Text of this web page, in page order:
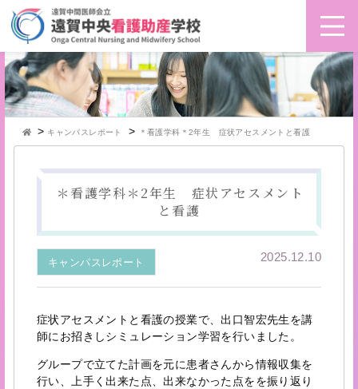
> キャンパスレポート > ＊看護学科＊2年生 症状アセスメントと看護
＊看護学科＊2年生 症状アセスメント
と看護
キャンパスレポート 2025.12.10
症状アセスメントと看護の授業で、出口智宏先生を講
師にお招きしシミュレーション学習を行いました。
グループで立てた計画を元に患者さんから情報収集を
行い、上手く出来た点、出来なかった点をを振り返り